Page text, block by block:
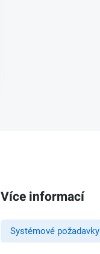
Více informací
Systémové požadavky